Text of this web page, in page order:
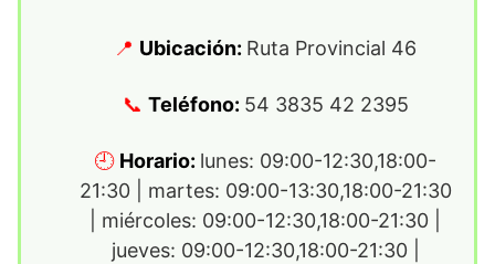
Ubicación: Ruta Provincial 46
Teléfono: 54 3835 42 2395
Horario: lunes: 09:00-12:30,18:00-
21:30 | martes: 09:00-13:30,18:00-21:30
| miércoles: 09:00-12:30,18:00-21:30 |
jueves: 09:00-12:30,18:00-21:30 |